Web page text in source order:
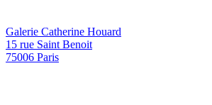
Galerie Catherine Houard
15 rue Saint Benoit
75006 Paris